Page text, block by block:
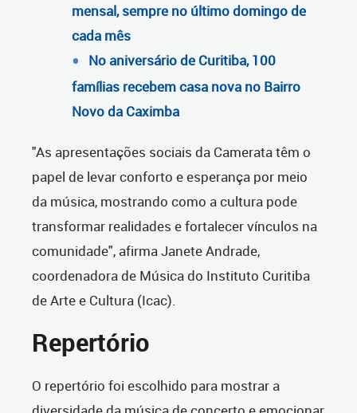
mensal, sempre no último domingo de
cada mês
No aniversário de Curitiba, 100
famílias recebem casa nova no Bairro
Novo da Caximba
"As apresentações sociais da Camerata têm o
papel de levar conforto e esperança por meio
da música, mostrando como a cultura pode
transformar realidades e fortalecer vínculos na
comunidade", afirma Janete Andrade,
coordenadora de Música do Instituto Curitiba
de Arte e Cultura (Icac).
Repertório
O repertório foi escolhido para mostrar a